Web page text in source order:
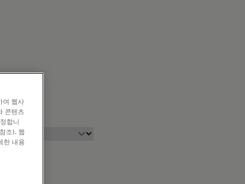
여 웹사
콘텐츠
합니
조). 웹
한 내용